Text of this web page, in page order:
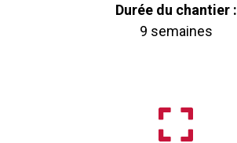
Durée du chantier :
9 semaines